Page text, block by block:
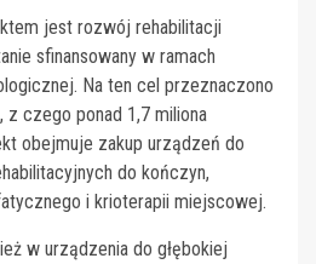
jest rozwój rehabilitacji
sfinansowany w ramach
Na ten cel przeznaczono
z czego ponad 1,7 miliona
obejmuje zakup urządzeń do
do kończyn,
i krioterapii miejscowej.
w urządzenia do głębokiej